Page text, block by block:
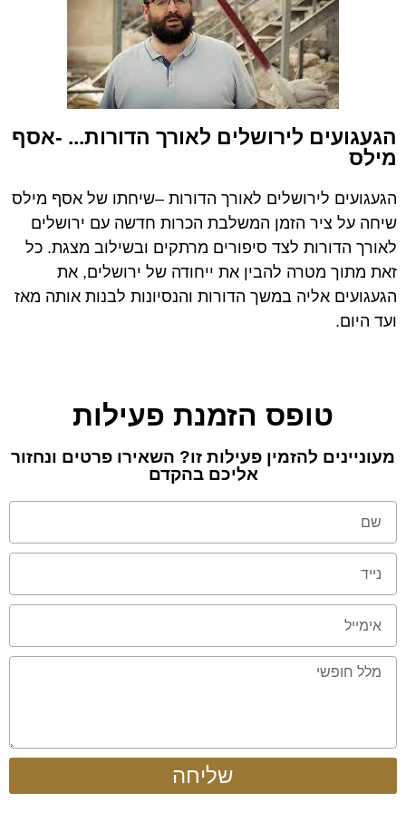
הגעגועים לירושלים לאורך הדורות... -אסף
מילס
הגעגועים לירושלים לאורך הדורות –שיחתו של אסף מילס
שיחה על ציר הזמן המשלבת הכרות חדשה עם ירושלים
לאורך הדורות לצד סיפורים מרתקים ובשילוב מצגת. כל
זאת מתוך מטרה להבין את ייחודה של ירושלים, את
הגעגועים אליה במשך הדורות והנסיונות לבנות אותה מאז
ועד היום.
טופס הזמנת פעילות
מעוניינים להזמין פעילות זו? השאירו פרטים ונחזור
אליכם בהקדם
שליחה